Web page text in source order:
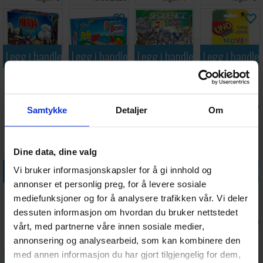
Samtykke Detaljer Om
Dine data, dine valg
Vi bruker informasjonskapsler for å gi innhold og
annonser et personlig preg, for å levere sosiale
mediefunksjoner og for å analysere trafikken vår. Vi deler
dessuten informasjon om hvordan du bruker nettstedet
vårt, med partnerne våre innen sosiale medier,
annonsering og analysearbeid, som kan kombinere den
med annen informasjon du har gjort tilgjengelig for dem,
Legg i handlekurven
248,- Antall på
lager:1
Legg i handlekurven
Antall på
lager:6
Legg i handlekurven
267,-
Legg i
UNO Junior
158,- Antall på
Legg i handlekurven
Dragomino
Brettspill
(Norsk)
331,- Ventes inn
30.09.2026
Legg i handlekurven
Dodo
Brettspill
335,- Antall på
lager:1
Legg i handlekurven
Omvendspillet
Spørrespill
99,- Antall på
lager:10
Legg i
Detektivbyrå
Nr 2 Innelåst
Brettspill
368,- Antall på
30% 30%